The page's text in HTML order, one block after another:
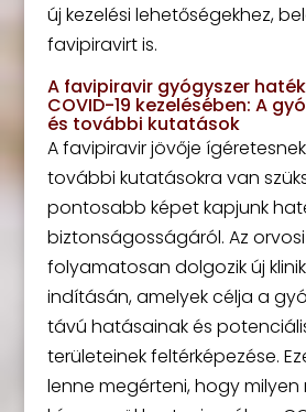
új kezelési lehetőségekhez,
favipiravirt is.
A favipiravir gyógyszer
COVID-19 kezelésében: A
és további kutatások
A favipiravir jövője
további kutatásokra van
pontosabb képet kapjunk
biztonságosságáról. Az
folyamatosan dolgozik új
indításán, amelyek célja a
távú hatásainak és
területeinek feltérképezése.
lenne megérteni, hogy milyen